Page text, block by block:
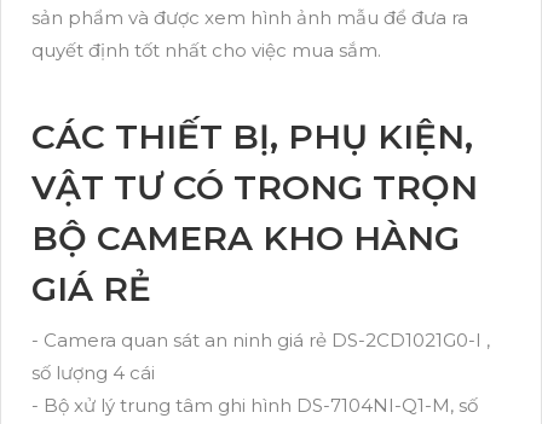
sản phẩm và được xem hình ảnh mẫu để đưa ra
quyết định tốt nhất cho việc mua sắm.
CÁC THIẾT BỊ, PHỤ KIỆN,
VẬT TƯ CÓ TRONG TRỌN
BỘ CAMERA KHO HÀNG
GIÁ RẺ
- Camera quan sát an ninh giá rẻ DS-2CD1021G0-I ,
số lượng 4 cái
- Bộ xử lý trung tâm ghi hình DS-7104NI-Q1-M, số